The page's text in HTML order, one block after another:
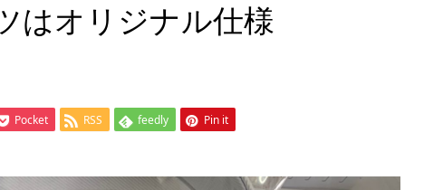
はオリジナル仕様
Pocket RSS feedly Pin it